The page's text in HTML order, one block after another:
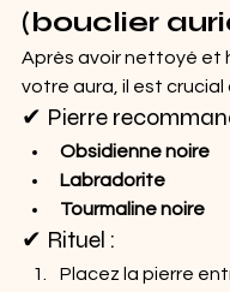
(bouclier
Après avoir nettoyé et
votre aura, il est crucial
✔ Pierre
Obsidienne noire
Labradorite
Tourmaline noire
✔ Rituel :
Placez la pierre